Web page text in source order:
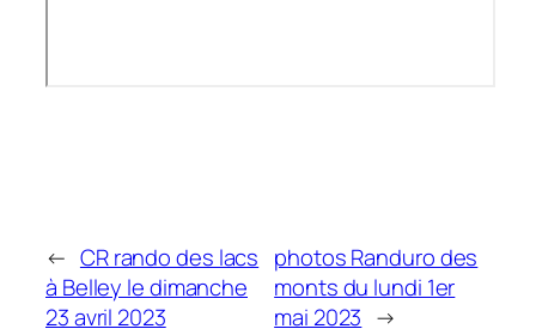
← CR rando des lacs
à Belley le dimanche
23 avril 2023
photos Randuro des
monts du lundi 1er
mai 2023 →